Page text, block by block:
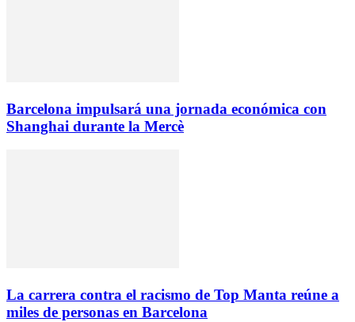
Barcelona impulsará una jornada económica con
Shanghai durante la Mercè
La carrera contra el racismo de Top Manta reúne a
miles de personas en Barcelona